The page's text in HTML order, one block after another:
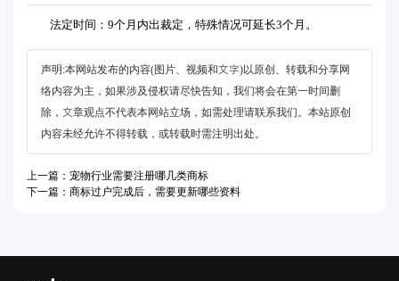
法定时间：9个月内出裁定，特殊情况可延长3个月。
声明:本网站发布的内容(图片、视频和文字)以原创、转载和分享网
络内容为主，如果涉及侵权请尽快告知，我们将会在第一时间删
除，文章观点不代表本网站立场，如需处理请联系我们。本站原创
内容未经允许不得转载，或转载时需注明出处。
上一篇：宠物行业需要注册哪几类商标
下一篇：商标过户完成后，需要更新哪些资料